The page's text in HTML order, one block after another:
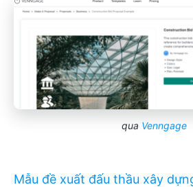
qua Venngage
Mẫu đề xuất đấu thầu xây